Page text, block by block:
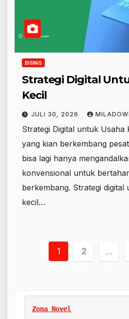
BISNIS
Strategi Digital
Kecil
JULI 30, 2026
Strategi Digital untuk Usaha
yang kian berkembang
bisa lagi hanya
konvensional untuk
berkembang. Strategi digital
kecil…
Paginasi
1 2 …
Zona Novel